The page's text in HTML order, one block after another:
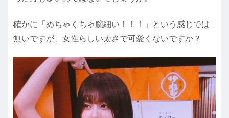
確かに「めちゃくちゃ腕細い！！！」という感じでは
無いですが、女性らしい太さで可愛くないですか？